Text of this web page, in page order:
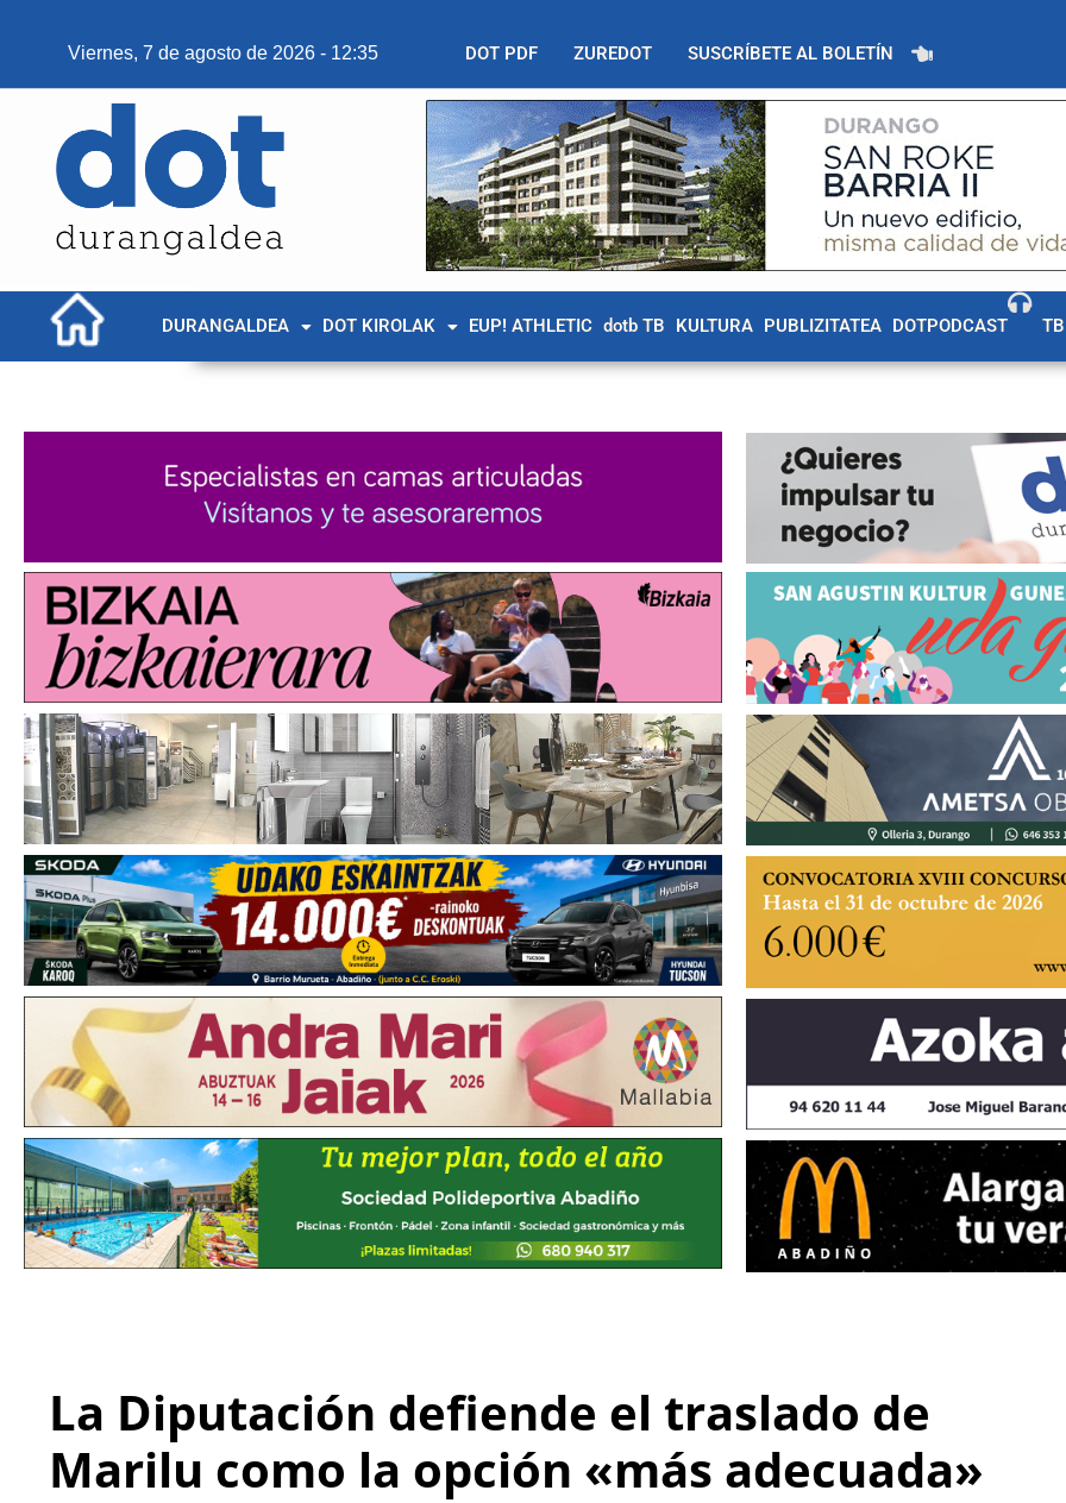
Viernes, 7 de agosto de 2026 - 12:35 DOT PDF ZUREDOT SUSCRÍBETE AL BOLETÍN
DURANGALDEA DOT KIROLAK EUP! ATHLETIC dotb TB KULTURA PUBLIZITATEA DOTPODCAST
La Diputación defiende el traslado de
Marilu como la opción «más adecuada»